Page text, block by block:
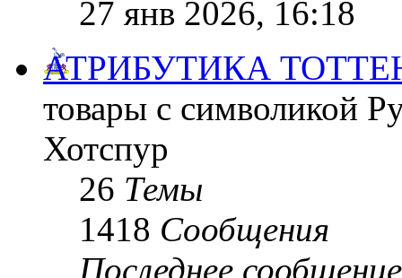
27 янв 2026, 16:18
АТРИБУТИКА
товары с символикой
Хотспур
26 Темы
1418 Сообщения
Последнее сообщение